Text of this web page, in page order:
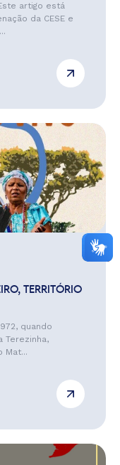
artigo está
da CESE e
TERRITÓRIO
quando
Terezinha,
Mat...